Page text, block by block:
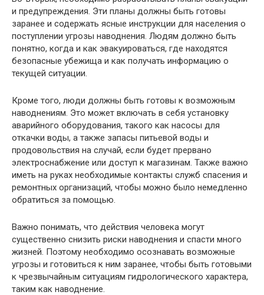
и предупреждения. Эти планы должны быть готовы
заранее и содержать ясные инструкции для населения о
поступлении угрозы наводнения. Людям должно быть
понятно, когда и как эвакуироваться, где находятся
безопасные убежища и как получать информацию о
текущей ситуации.
Кроме того, люди должны быть готовы к возможным
наводнениям. Это может включать в себя установку
аварийного оборудования, такого как насосы для
откачки воды, а также запасы питьевой воды и
продовольствия на случай, если будет прервано
электроснабжение или доступ к магазинам. Также важно
иметь на руках необходимые контакты служб спасения и
ремонтных организаций, чтобы можно было немедленно
обратиться за помощью.
Важно понимать, что действия человека могут
существенно снизить риски наводнения и спасти много
жизней. Поэтому необходимо осознавать возможные
угрозы и готовиться к ним заранее, чтобы быть готовыми
к чрезвычайным ситуациям гидрологического характера,
таким как наводнение.